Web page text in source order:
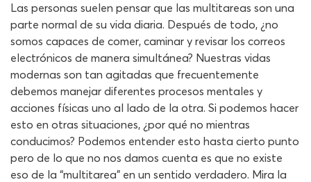
Las personas suelen pensar que las multitareas son una
parte normal de su vida diaria. Después de todo, ¿no
somos capaces de comer, caminar y revisar los correos
electrónicos de manera simultánea? Nuestras vidas
modernas son tan agitadas que frecuentemente
debemos manejar diferentes procesos mentales y
acciones físicas uno al lado de la otra. Si podemos hacer
esto en otras situaciones, ¿por qué no mientras
conducimos? Podemos entender esto hasta cierto punto
pero de lo que no nos damos cuenta es que no existe
eso de la “multitarea” en un sentido verdadero. Mira la